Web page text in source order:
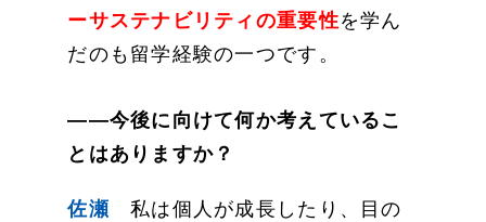
ーサステナビリティの重要性を学ん
だのも留学経験の一つです。
——今後に向けて何か考えているこ
とはありますか？
佐瀬 私は個人が成長したり、目の